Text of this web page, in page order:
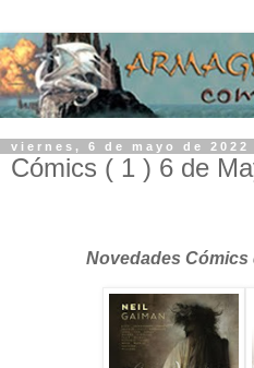
viernes, 6 de mayo de 2022
Cómics ( 1 ) 6 de
Novedades Cómics